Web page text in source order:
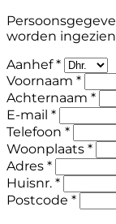
worden
Aanhef *
Voornaam *
Achternaam *
E-mail *
Telefoon *
Woonplaats *
Adres *
Huisnr. *
Postcode *